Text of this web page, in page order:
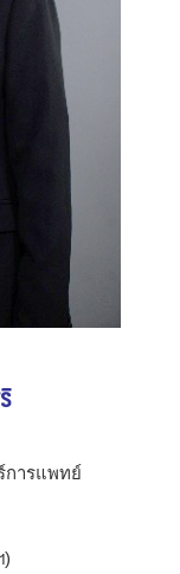
ารแพทย์
)